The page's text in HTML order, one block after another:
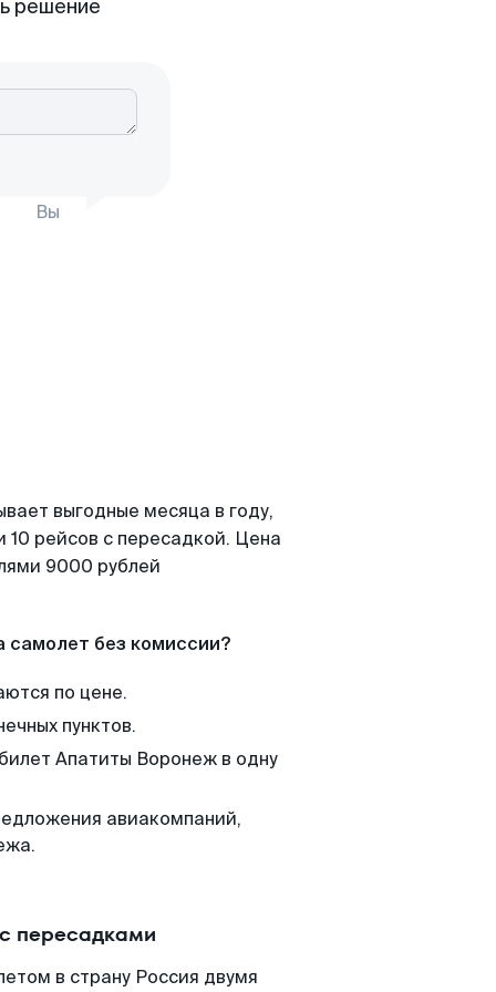
решение
Вы
выгодные месяца в году,
рейсов с пересадкой. Цена
9000 рублей
самолет без комиссии?
по цене.
пунктов.
Апатиты Воронеж в одну
авиакомпаний,
пересадками
в страну Россия двумя